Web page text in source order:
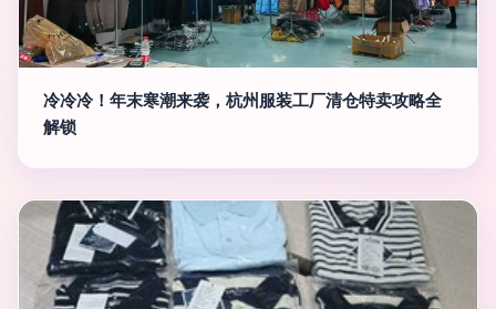
冷冷冷！年末寒潮来袭，杭州服装工厂清仓特卖攻略全
解锁